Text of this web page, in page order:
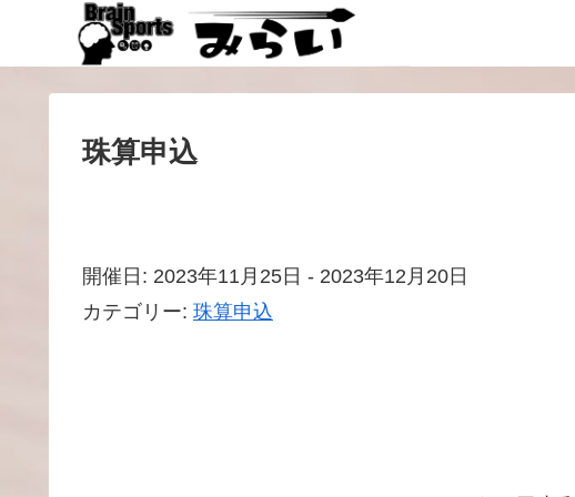
珠算申込
開催日: 2023年11月25日 - 2023年12月20日
カテゴリー: 珠算申込